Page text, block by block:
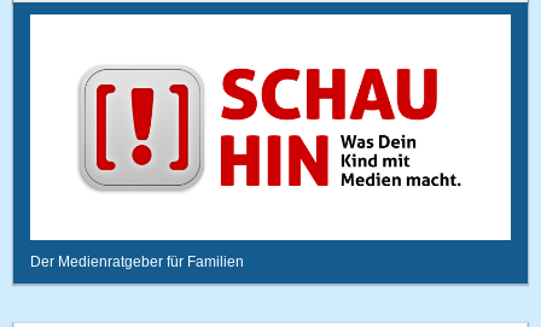
Der Medienratgeber für Familien